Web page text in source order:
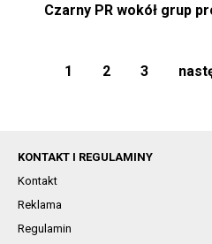
Czarny PR wokół grup
1 2 3
KONTAKT I REGULAMINY
Kontakt
Reklama
Regulamin